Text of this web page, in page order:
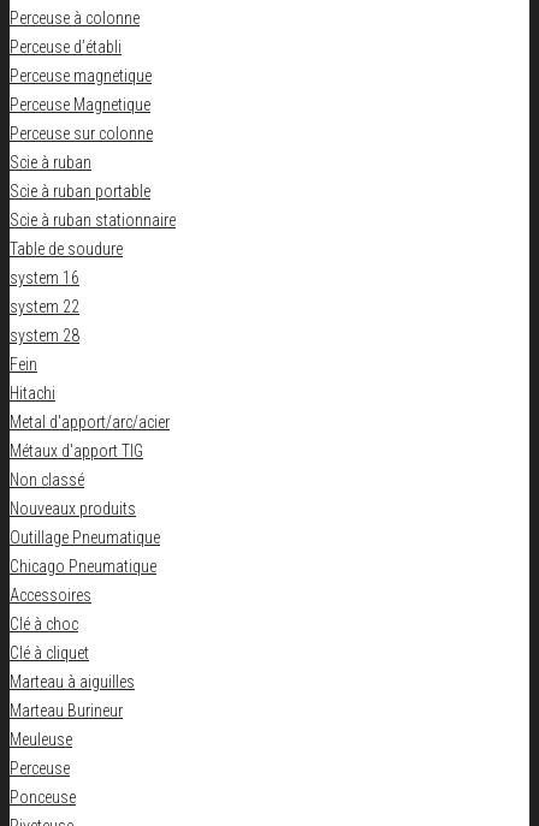
Perceuse à colonne
Perceuse d’établi
Perceuse magnetique
Perceuse Magnetique
Perceuse sur colonne
Scie à ruban
Scie à ruban portable
Scie à ruban stationnaire
Table de soudure
system 16
system 22
system 28
Fein
Hitachi
Metal d'apport/arc/acier
Métaux d'apport TIG
Non classé
Nouveaux produits
Outillage Pneumatique
Chicago Pneumatique
Accessoires
Clé à choc
Clé à cliquet
Marteau à aiguilles
Marteau Burineur
Meuleuse
Perceuse
Ponceuse